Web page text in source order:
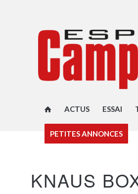
ACTUS ESSAI
PETITES ANNONCES
KNAUS